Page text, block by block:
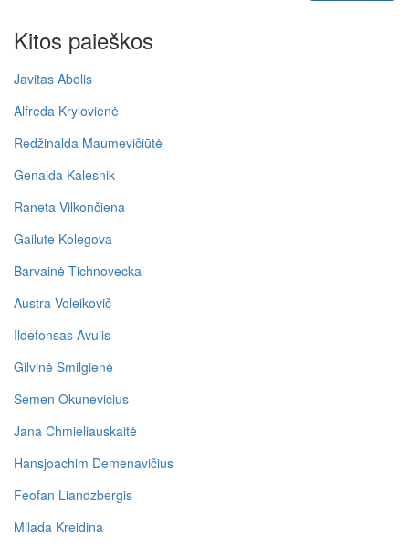
Kitos paieškos
Javitas Abelis
Alfreda Krylovienė
Redžinalda Maumevičiūtė
Genaida Kalesnik
Raneta Vilkončiena
Gailute Kolegova
Barvainė Tichnovecka
Austra Voleikovič
Ildefonsas Avulis
Gilvinė Smilgienė
Semen Okunevicius
Jana Chmieliauskaitė
Hansjoachim Demenavičius
Feofan Liandzbergis
Milada Kreidina